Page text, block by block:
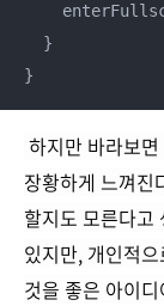
  }
}
하지만 바라보
장황하게 느껴진
할지도 모른다고
있지만, 개인적
것을 좋은 아이